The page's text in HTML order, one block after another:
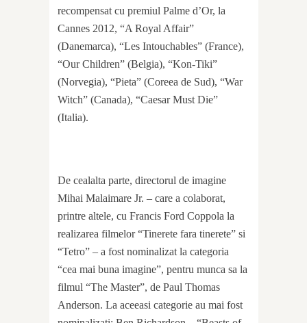
recompensat cu premiul Palme d’Or, la
Cannes 2012, “A Royal Affair”
(Danemarca), “Les Intouchables” (France),
“Our Children” (Belgia), “Kon-Tiki”
(Norvegia), “Pieta” (Coreea de Sud), “War
Witch” (Canada), “Caesar Must Die”
(Italia).
De cealalta parte, directorul de imagine
Mihai Malaimare Jr. – care a colaborat,
printre altele, cu Francis Ford Coppola la
realizarea filmelor “Tinerete fara tinerete” si
“Tetro” – a fost nominalizat la categoria
“cea mai buna imagine”, pentru munca sa la
filmul “The Master”, de Paul Thomas
Anderson. La aceeasi categorie au mai fost